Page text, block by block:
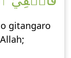
gitangaro